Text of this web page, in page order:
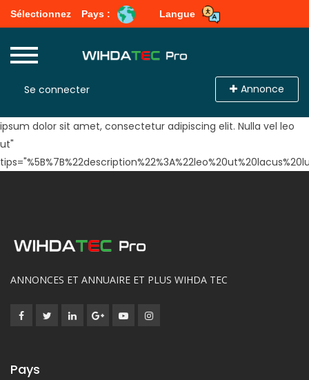
Sélectionnez Pays : Langue
Se connecter Annonce
terms_switch="hide" extra_section_title="Extra Fields Section
ipsum dolor sit amet, consectetur adipiscing elit. Nulla vel leo
ipsum dolor sit amet, consectetur adipiscing elit. Nulla vel leo
ut"
ANNONCES ET ANNUAIRE ET PLUS WIHDA TEC
Pays